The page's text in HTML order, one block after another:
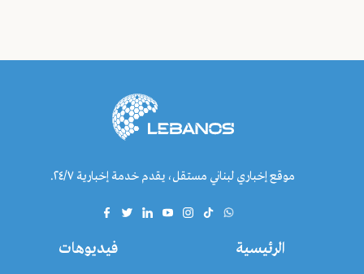
موقع إخباري لبناني مستقل، يقدم خدمة إخبارية ٢٤/٧.
الرئيسية فيديوهات